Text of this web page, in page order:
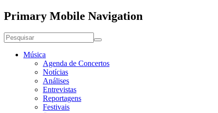
Primary Mobile Navigation
Música
Agenda de Concertos
Notícias
Análises
Entrevistas
Reportagens
Festivais